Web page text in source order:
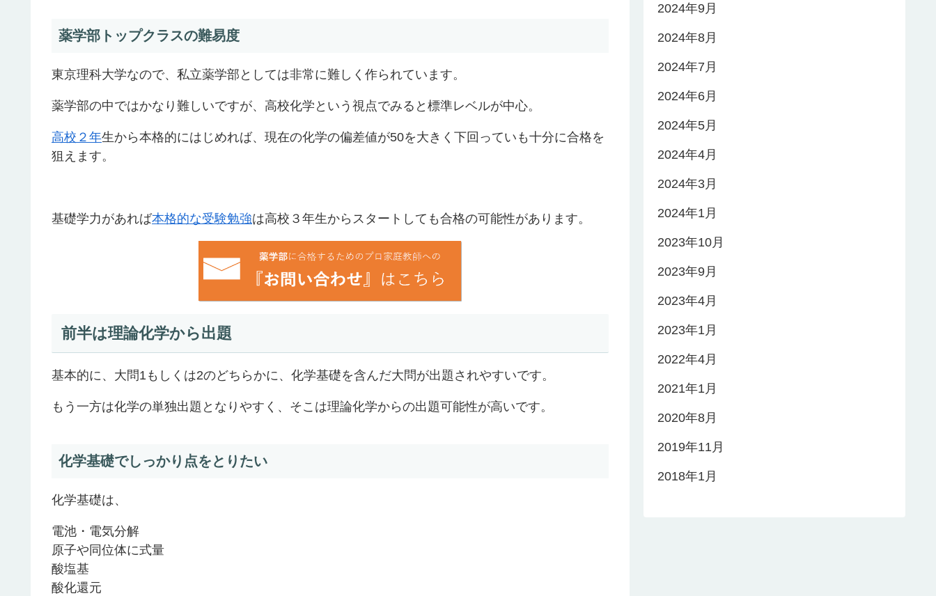
薬学部トップクラスの難易度
東京理科大学なので、私立薬学部としては非常に難しく作られています。
薬学部の中ではかなり難しいですが、高校化学という視点でみると標準レベルが中心。
高校２年生から本格的にはじめれば、現在の化学の偏差値が50を大きく下回っていも十分に合格を
狙えます。
基礎学力があれば本格的な受験勉強は高校３年生からスタートしても合格の可能性があります。
前半は理論化学から出題
基本的に、大問1もしくは2のどちらかに、化学基礎を含んだ大問が出題されやすいです。
もう一方は化学の単独出題となりやすく、そこは理論化学からの出題可能性が高いです。
化学基礎でしっかり点をとりたい
化学基礎は、
電池・電気分解
原子や同位体に式量
酸塩基
酸化還元
2024年9月
2024年8月
2024年7月
2024年6月
2024年5月
2024年4月
2024年3月
2024年1月
2023年10月
2023年9月
2023年4月
2023年1月
2022年4月
2021年1月
2020年8月
2019年11月
2018年1月